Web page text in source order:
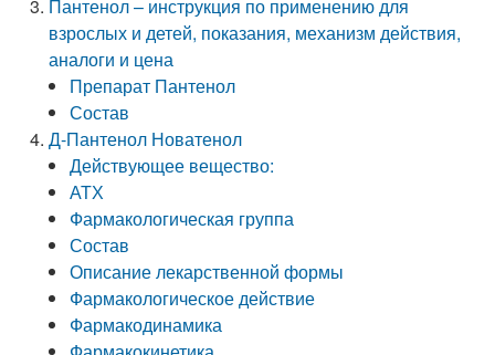
Пантенол – инструкция по применению для
взрослых и детей, показания, механизм действия,
аналоги и цена
Препарат Пантенол
Состав­
Д-Пантенол Новатенол
Действующее вещество:
АТХ
Фармакологическая группа
Состав
Описание лекарственной формы
Фармакологическое действие
Фармакодинамика